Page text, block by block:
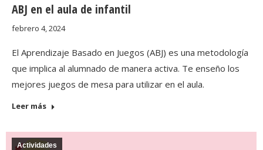
ABJ en el aula de infantil
febrero 4, 2024
El Aprendizaje Basado en Juegos (ABJ) es una metodología
que implica al alumnado de manera activa. Te enseño los
mejores juegos de mesa para utilizar en el aula.
Leer más
Actividades